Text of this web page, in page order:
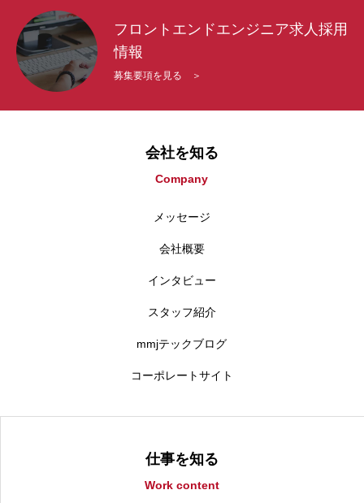
フロントエンドエンジニア求人採用
情報
募集要項を見る ＞
会社を知る
Company
メッセージ
会社概要
インタビュー
スタッフ紹介
mmjテックブログ
コーポレートサイト
仕事を知る
Work content